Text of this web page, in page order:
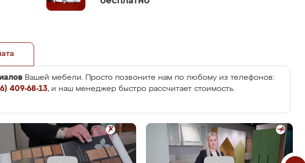
Вашей мебели. Просто позвоните нам по любому из телефонов:
409-68-13, и наш менеджер быстро рассчитает стоимость.